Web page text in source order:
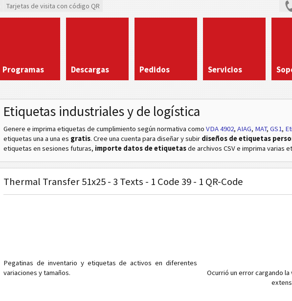
Tarjetas de visita con código QR
Programas Descargas Pedidos Servicios
Etiquetas industriales y de logística
Genere e imprima etiquetas de cumplimiento según normativa como VDA 4902, AIAG, MAT, GS1,
etiquetas una a una es gratis. Cree una cuenta para diseñar y subir diseños de etiquetas
etiquetas en sesiones futuras, importe datos de etiquetasde archivos CSV e imprima varias
Thermal Transfer 51x25 - 3 Texts - 1 Code 39 - 1 QR-Code
Pegatinas de inventario y etiquetas de activos en diferentes
variaciones y tamaños.
Ocurrió un error cargando